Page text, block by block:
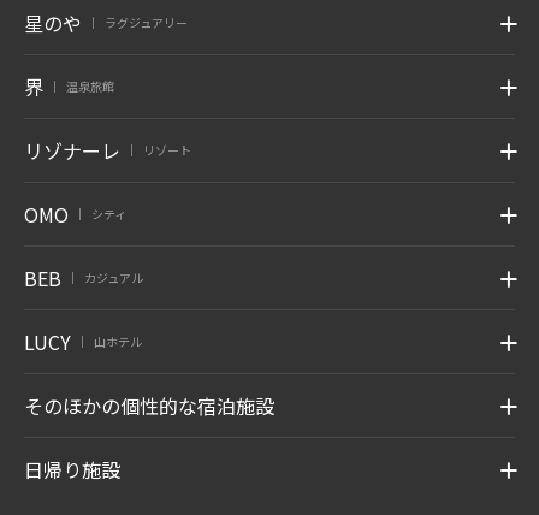
星のや ラグジュアリー
界 温泉旅館
リゾナーレ リゾート
OMO シティ
BEB カジュアル
LUCY 山ホテル
そのほかの個性的な宿泊施設
日帰り施設